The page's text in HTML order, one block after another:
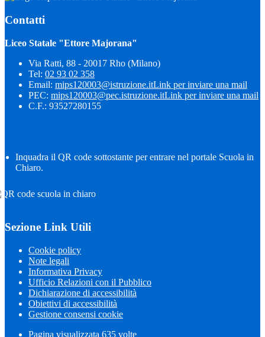
Contatti
Liceo Statale "Ettore Majorana"
Via Ratti, 88 - 20017 Rho (Milano)
Tel: 02 93 02 358
Email: mips120003@istruzione.itLink per inviare una mail
PEC: mips120003@pec.istruzione.itLink per inviare una mail
C.F.: 93527280155
Inquadra il QR code sottostante per entrare nel portale Scuola in
Chiaro.
Sezione Link Utili
Cookie policy
Note legali
Informativa Privacy
Ufficio Relazioni con il Pubblico
Dichiarazione di accessibilità
Obiettivi di accessibilità
Gestione consensi cookie
Pagina visualizzata 635 volte